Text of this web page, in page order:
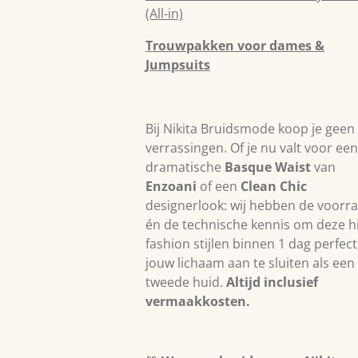
(All-in)
Trouwpakken voor dames &
Jumpsuits
Bij Nikita Bruidsmode koop je geen
verrassingen. Of je nu valt voor een
dramatische Basque Waistvan
Enzoani of een Clean Chic
designerlook: wij hebben de
én de technische kennis om deze
fashion stijlen binnen 1 dag
jouw lichaam aan te sluiten als een
tweede huid. Altijd inclusief
vermaakkosten.